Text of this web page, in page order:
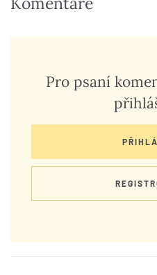
Pro psaní